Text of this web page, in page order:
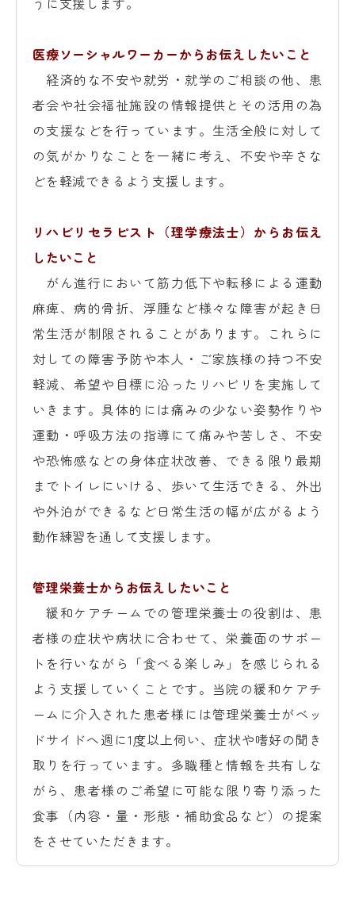
医療ソーシャルワーカーからお伝えしたいこと
経済的な不安や就労・就学のご相談の他、患
者会や社会福祉施設の情報提供とその活用の為
の支援などを行っています。生活全般に対して
の気がかりなことを一緒に考え、不安や辛さな
どを軽減できるよう支援します。
リハビリセラピスト（理学療法士）からお伝え
したいこと
がん進行において筋力低下や転移による運動
麻痺、病的骨折、浮腫など様々な障害が起き日
常生活が制限されることがあります。これらに
対しての障害予防や本人・ご家族様の持つ不安
軽減、希望や目標に沿ったリハビリを実施して
いきます。具体的には痛みの少ない姿勢作りや
運動・呼吸方法の指導にて痛みや苦しさ、不安
や恐怖感などの身体症状改善、できる限り最期
までトイレにいける、歩いて生活できる、外出
や外泊ができるなど日常生活の幅が広がるよう
動作練習を通して支援します。
管理栄養士からお伝えしたいこと
緩和ケアチームでの管理栄養士の役割は、患
者様の症状や病状に合わせて、栄養面のサポー
トを行いながら「食べる楽しみ」を感じられる
よう支援していくことです。当院の緩和ケアチ
ームに介入された患者様には管理栄養士がベッ
ドサイドへ週に1度以上伺い、症状や嗜好の聞き
取りを行っています。多職種と情報を共有しな
がら、患者様のご希望に可能な限り寄り添った
食事（内容・量・形態・補助食品など）の提案
をさせていただきます。